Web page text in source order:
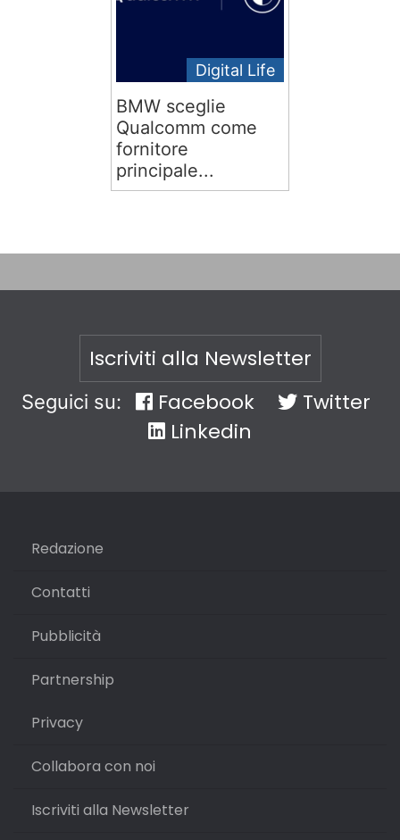
Digital Life
BMW sceglie
Qualcomm come
fornitore
principale...
Iscriviti alla Newsletter
Seguici su: Facebook
Twitter
Linkedin
Redazione
Contatti
Pubblicità
Partnership
Privacy
Collabora con noi
Iscriviti alla Newsletter